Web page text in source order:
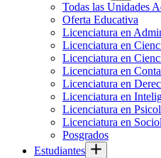
Todas las Unidades
Oferta Educativa
Licenciatura en
Licenciatura en
Licenciatura en
Licenciatura en
Licenciatura en
Licenciatura en
Licenciatura en
Licenciatura en
Posgrados
Estudiantes